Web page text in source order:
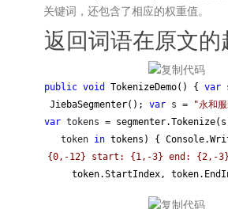
关键词，还包含了相应的权重值。
返回词语在原文的
public void TokenizeDemo() { var
JiebaSegmenter(); vars = "永和
var tokens =
token in tokens) {
{0,-12} start: {1,-3} end: {2,-3}
token.StartIndex,